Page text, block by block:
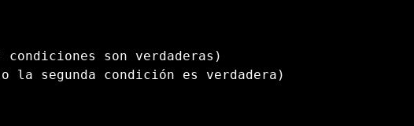
son verdaderas)
segunda condición es verdadera)